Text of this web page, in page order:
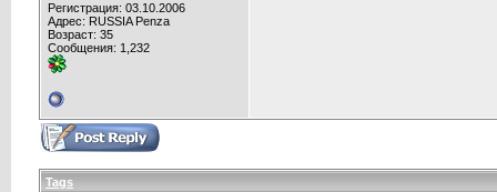
Регистрация: 03.10.2006
Адрес: RUSSIA Penza
Возраст: 35
Сообщения: 1,232
Tags